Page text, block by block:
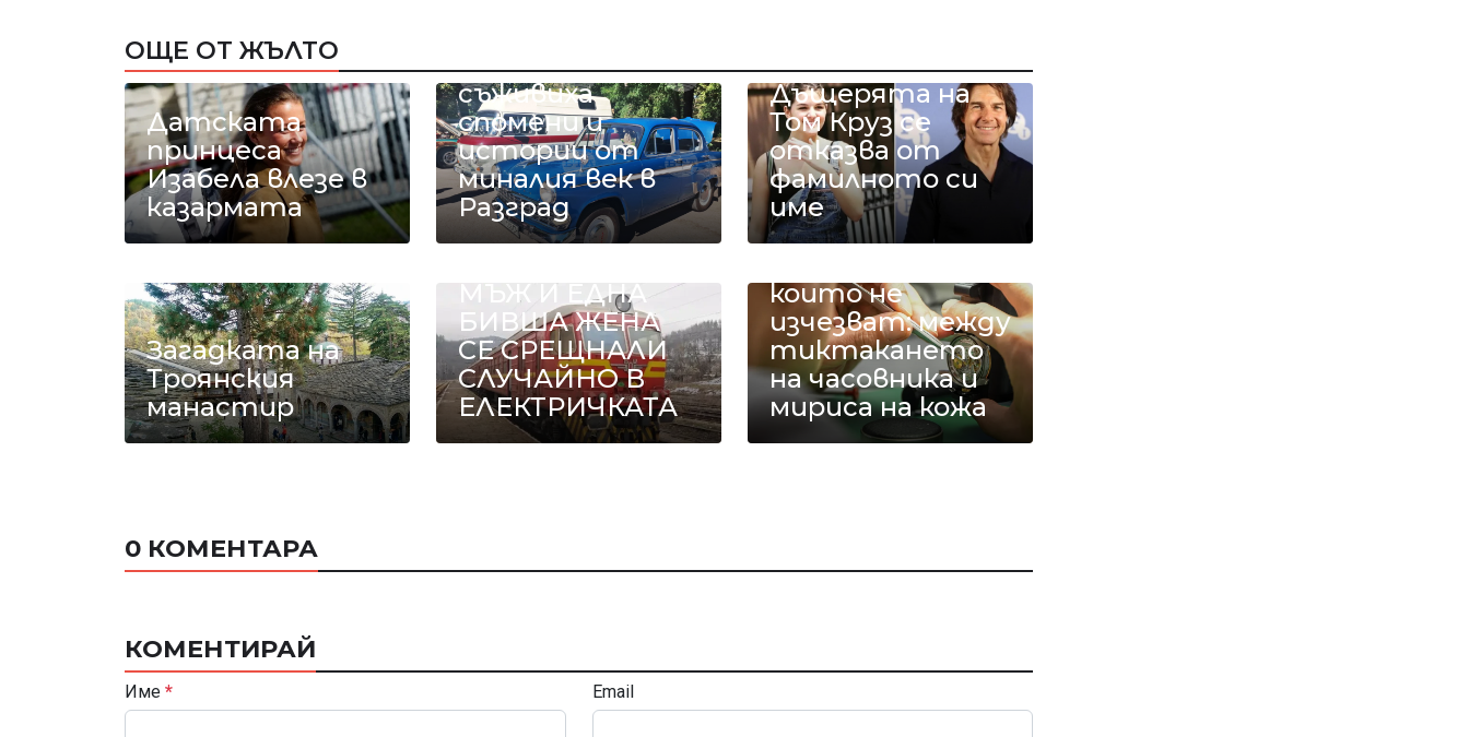
ОЩЕ ОТ ЖЪЛТО
Датската
принцеса
Изабела влезе в
казармата
автомобили
съживиха
спомени и
истории от
миналия век в
Разград
Дъщерята на
Том Круз се
отказва от
фамилното си
име
Загадката на
Троянския
манастир
МЪЖ И ЕДНА
БИВША ЖЕНА
СЕ СРЕЩНАЛИ
СЛУЧАЙНО В
ЕЛЕКТРИЧКАТА
които не
изчезват: между
тиктакането
на часовника и
мириса на кожа
0 КОМЕНТАРА
КОМЕНТИРАЙ
Име * Email